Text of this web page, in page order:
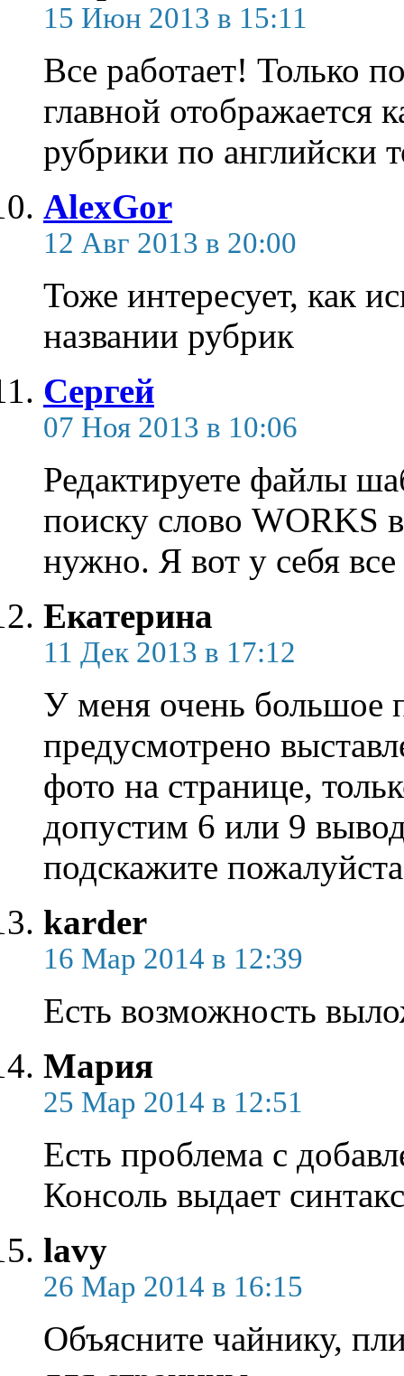
15 Июн 2013 в 15:11
Все работает! Только
главной отображается
рубрики по английски
AlexGor
12 Авг 2013 в 20:00
Тоже интересует, как
названии рубрик
Сергей
07 Ноя 2013 в 10:06
Редактируете файлы
поиску слово WORKS
нужно. Я вот у себя
Екатерина
11 Дек 2013 в 17:12
У меня очень большое
предусмотрено
фото на странице,
допустим 6 или 9
подскажите пожалуйста
karder
16 Мар 2014 в 12:39
Есть возможность
Мария
25 Мар 2014 в 12:51
Есть проблема с
Консоль выдает
lavy
26 Мар 2014 в 16:15
Объясните чайнику,